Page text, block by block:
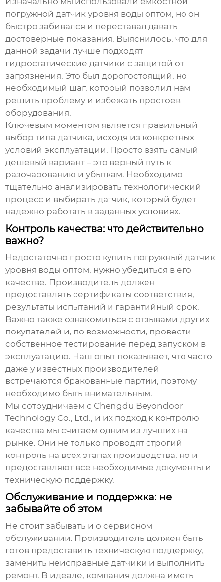
погружной датчик уровня воды оптом, но он
быстро забивался и переставал давать
достоверные показания. Выяснилось, что для
данной задачи лучше подходят
гидростатические датчики с защитой от
загрязнения. Это был дорогостоящий, но
необходимый шаг, который позволил нам
решить проблему и избежать простоев
оборудования.
Ключевым моментом является правильный
выбор типа датчика, исходя из конкретных
условий эксплуатации. Просто взять самый
дешевый вариант – это верный путь к
разочарованию и убыткам. Необходимо
тщательно анализировать технологический
процесс и выбирать датчик, который будет
надежно работать в заданных условиях.
Контроль качества: что действительно
важно?
Недостаточно просто купить погружный датчик
уровня воды оптом, нужно убедиться в его
качестве. Производитель должен
предоставлять сертификаты соответствия,
результаты испытаний и гарантийный срок.
Важно также ознакомиться с отзывами других
покупателей и, по возможности, провести
собственное тестирование перед запуском в
эксплуатацию. Наш опыт показывает, что часто
даже у известных производителей
встречаются бракованные партии, поэтому
необходимо быть внимательным.
Мы сотрудничаем с Chengdu Beyondoor
Technology Co., Ltd., и их подход к контролю
качества мы считаем одним из лучших на
рынке. Они не только проводят строгий
контроль на всех этапах производства, но и
предоставляют все необходимые документы и
техническую поддержку.
Обслуживание и поддержка: не
забывайте об этом
Не стоит забывать и о сервисном
обслуживании. Производитель должен быть
готов предоставить техническую поддержку,
заменить неисправные датчики и выполнить
ремонт. В идеале, компания должна иметь